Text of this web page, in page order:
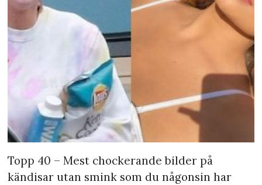
Topp 40 – Mest chockerande bilder på
kändisar utan smink som du någonsin har